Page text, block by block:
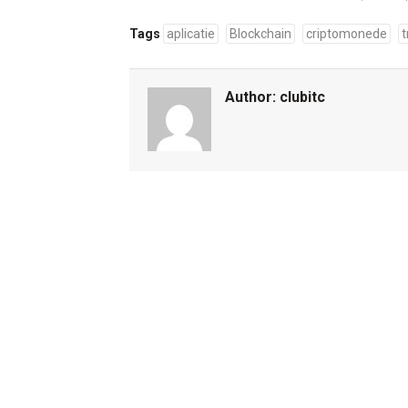
Tags aplicatie Blockchain criptomonede
Author: clubitc